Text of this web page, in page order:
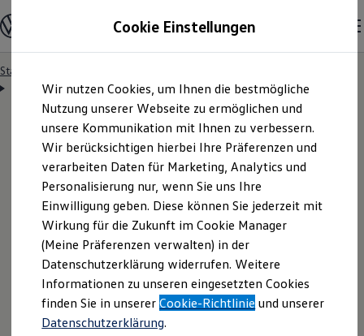
Hauptinhalt
springen
Footer
springen
Modelle & Konfigurator
Nutzfahrzeugkategorien entdecken
Modelle konfigurieren
Vorgängermodelle und Oldtimer
Vorgängermodelle
Oldtimer
Bulli Historie
Branchenlösungen & Gewerbekunden
Umbaulösungen und Hersteller finden
Auf- und Umbauten entdecken & konfigurieren
Groß- und Sonderkunden
Großkunden
Kommunen & Behörden
Journalisten
Sportvereine
Branchenlösungen
Bau & Handwerk
Gewerbliche Personenbeförderung
Service & mobile Werkstätten
Kurier, Logistik & Handel
Startseite
Servicetermin anfragen
Servicetermin bequem
online anfragen
Nutzen Sie unser Onlineformular, um schnell und
unkompliziert einen Servicetermin bei Ihrem
Volkswagen NutzfahrzeugePartner anzufragen.
Cookie Einstellungen
Wir nutzen Cookies, um Ihnen die bestmögliche
Nutzung unserer Webseite zu ermöglichen und
unsere Kommunikation mit Ihnen zu verbessern.
Wir berücksichtigen hierbei Ihre Präferenzen und
verarbeiten Daten für Marketing, Analytics und
Personalisierung nur, wenn Sie uns Ihre
Einwilligung geben. Diese können Sie jederzeit mit
Wirkung für die Zukunft im Cookie Manager
(Meine Präferenzen verwalten) in der
Datenschutzerklärung widerrufen. Weitere
Informationen zu unseren eingesetzten Cookies
finden Sie in unsererCookie-Richtlinie und unserer
Datenschutzerklärung.